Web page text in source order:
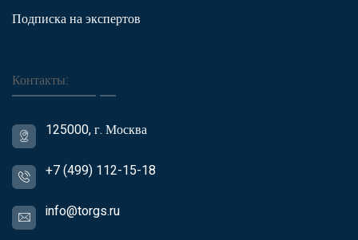
Подписка на экспертов
Контакты:
125000, г. Москва
+7 (499) 112-15-18
info@torgs.ru